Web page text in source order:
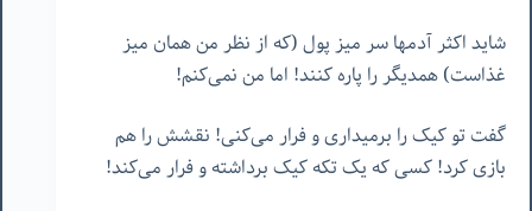
شاید اکثر آدمها سر میز پول (که از نظر من همان میز
غذاست) همدیگر را پاره کنند! اما من نمی‌کنم!
گفت تو کیک را برمیداری و فرار می‌کنی! نقشش را هم
بازی کرد! کسی که یک تکه کیک برداشته و فرار می‌کند!